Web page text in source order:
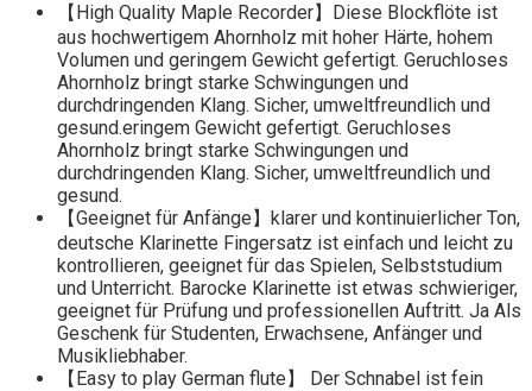
【High Quality Maple Recorder】Diese Blockflöte ist
aus hochwertigem Ahornholz mit hoher Härte, hohem
Volumen und geringem Gewicht gefertigt. Geruchloses
Ahornholz bringt starke Schwingungen und
durchdringenden Klang. Sicher, umweltfreundlich und
gesund.eringem Gewicht gefertigt. Geruchloses
Ahornholz bringt starke Schwingungen und
durchdringenden Klang. Sicher, umweltfreundlich und
gesund.
【Geeignet für Anfänge】klarer und kontinuierlicher Ton,
deutsche Klarinette Fingersatz ist einfach und leicht zu
kontrollieren, geeignet für das Spielen, Selbststudium
und Unterricht. Barocke Klarinette ist etwas schwieriger,
geeignet für Prüfung und professionellen Auftritt. Ja Als
Geschenk für Studenten, Erwachsene, Anfänger und
Musikliebhaber.
【Easy to play German flute】 Der Schnabel ist fein